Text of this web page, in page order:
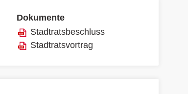
Dokumente
Stadtratsbeschluss
Stadtratsvortrag